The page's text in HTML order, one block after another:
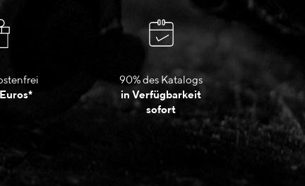
90% des Katalogs
in Verfügbarkeit
sofort